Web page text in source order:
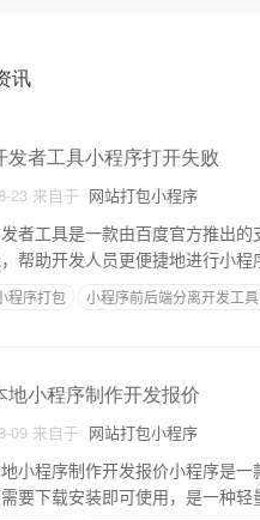
讯
发者工具小程序打开失败
23 来自于 网站打包小程序
者工具是一款由百度官方推出
帮助开发人员更便捷地进行小
具的情况。出现这种问题的原因可
程序打包 小程序前后端分离开发工
地小程序制作开发报价
09 来自于 网站打包小程序
小程序制作开发报价小程序是
要下载安装即可使用，是一种